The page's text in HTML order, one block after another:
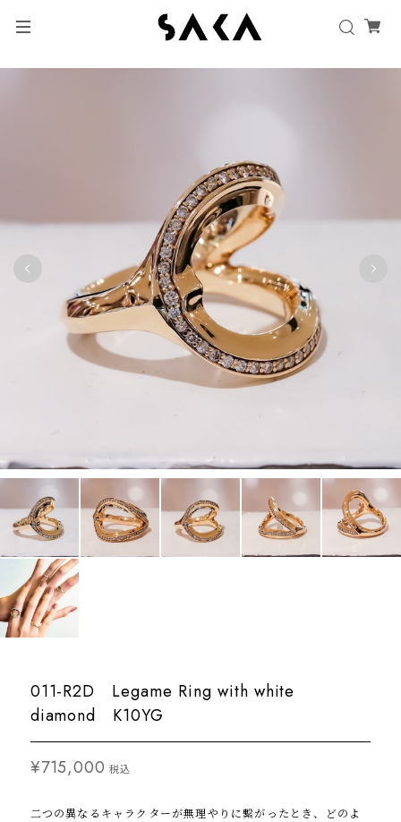
011-R2D Legame Ring with white
diamond K10YG
¥715,000 税込
二つの異なるキャラクターが無理やりに繋がったとき、どのよ